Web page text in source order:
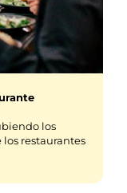
los
restaurantes